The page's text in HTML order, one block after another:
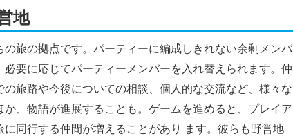
地
旅の拠点です。パーティーに編成しきれない余剰メンバ
要に応じてパーティーメンバーを入れ替えられます。仲
旅路や今後についての相談、個人的な交流など、様々な
、物語が進展することも。ゲームを進めると、プレイア
同行する仲間が増えることがあり ます。彼らも野営地